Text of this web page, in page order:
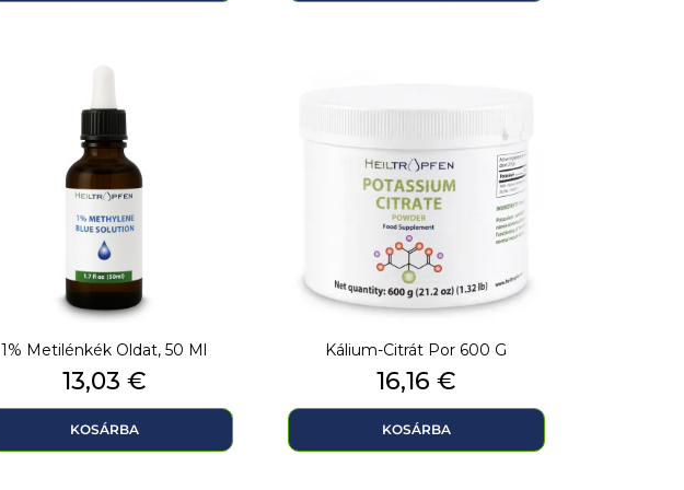
1% Metilénkék Oldat, 50 Ml
Ár
13,03 €
KOSÁRBA
Kálium-Citrát Por 600 G
Ár
16,16 €
KOSÁRBA